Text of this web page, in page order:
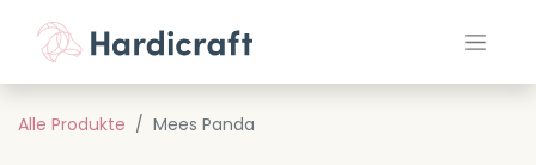
Alle Produkte Mees Panda